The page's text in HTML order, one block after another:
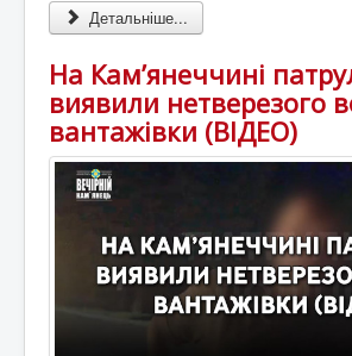
Детальніше...
На Кам’янеччині
виявили нетверезого
вантажівки (ВІДЕО)